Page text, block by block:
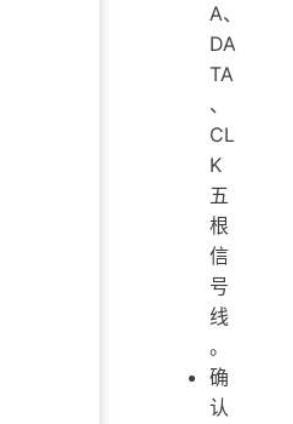
A、
DA
TA
、
CL
K
五
根
信
号
线
。
确
认